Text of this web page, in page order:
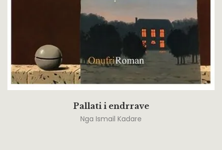
Pallati i endrrave
Nga Ismail Kadare